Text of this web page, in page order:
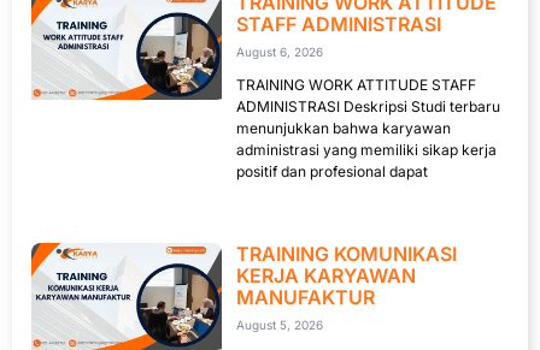
STAFF ADMINISTRASI
August 6, 2026
TRAINING WORK ATTITUDE STAFF
ADMINISTRASI Deskripsi Studi terbaru
menunjukkan bahwa karyawan
administrasi yang memiliki sikap kerja
positif dan profesional dapat
TRAINING KOMUNIKASI
KERJA KARYAWAN
MANUFAKTUR
August 5, 2026